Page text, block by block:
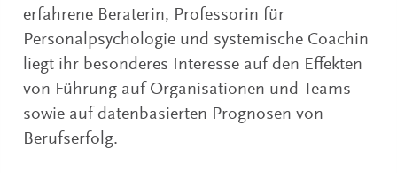
erfahrene Beraterin, Professorin für
Personalpsychologie und systemische Coachin
liegt ihr besonderes Interesse auf den Effekten
von Führung auf Organisationen und Teams
sowie auf datenbasierten Prognosen von
Berufserfolg.